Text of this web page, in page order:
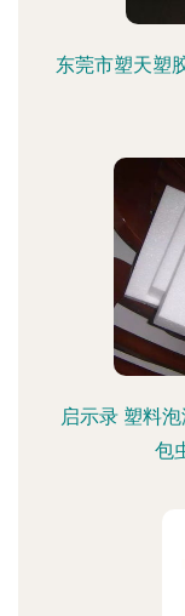
东莞市塑天塑
启示录 塑料
包